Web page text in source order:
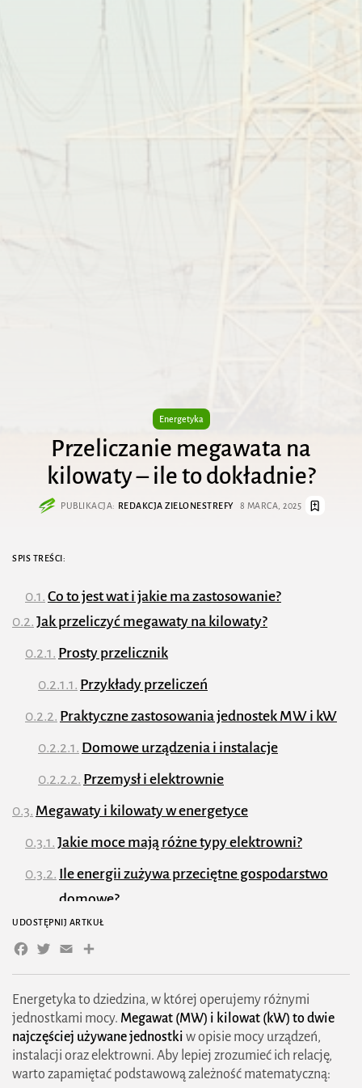
Energetyka
Przeliczanie megawata na
kilowaty – ile to dokładnie?
PUBLIKACJA: REDAKCJA ZIELONESTREFY 8 MARCA, 2025
Energetyka to dziedzina, w której operujemy różnymi
jednostkami mocy. Megawat (MW) i kilowat (kW) to dwie
najczęściej używane jednostki w opisie mocy urządzeń,
instalacji oraz elektrowni. Aby lepiej zrozumieć ich relację,
warto zapamiętać podstawową zależność matematyczną:
SPIS TREŚCI:
Co to jest wat i jakie ma zastosowanie?
Jak przeliczyć megawaty na kilowaty?
Prosty przelicznik
Przykłady przeliczeń
Praktyczne zastosowania jednostek MW i kW
Domowe urządzenia i instalacje
Przemysł i elektrownie
Megawaty i kilowaty w energetyce
Jakie moce mają różne typy elektrowni?
Ile energii zużywa przeciętne gospodarstwo
domowe?
Podsumowanie – ile to jest 1 MW w kW?
Jakie urządzenia zużywają moc w zakresie
MW?
1. Transport i infrastruktura
2. Przemysł i produkcja
UDOSTĘPNIJ ARTKUŁ
Facebook
Twitter
EmailShare